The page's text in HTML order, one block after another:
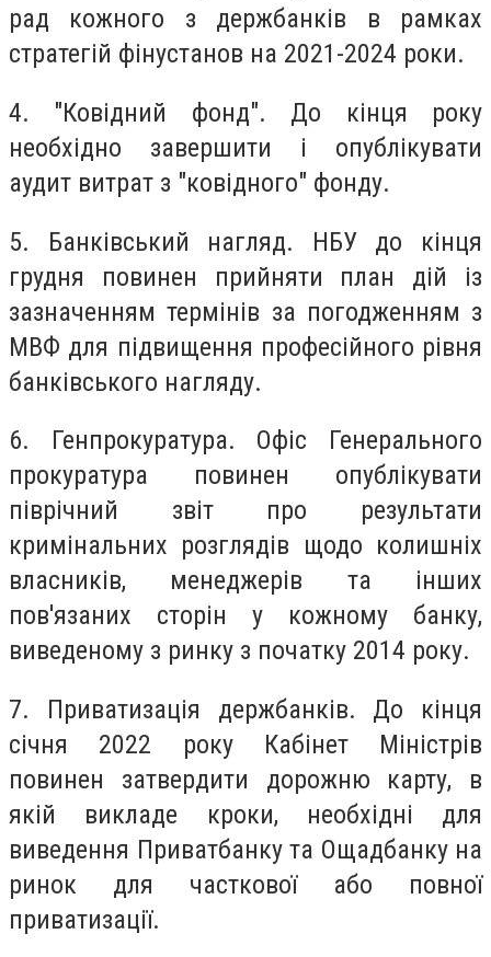
рад кожного з держбанків в рамках
стратегій фінустанов на 2021-2024 роки.
4. "Ковідний фонд". До кінця року
необхідно завершити і опублікувати
аудит витрат з "ковідного" фонду.
5. Банківський нагляд. НБУ до кінця
грудня повинен прийняти план дій із
зазначенням термінів за погодженням з
МВФ для підвищення професійного рівня
банківського нагляду.
6. Генпрокуратура. Офіс Генерального
прокуратура повинен опублікувати
піврічний звіт про результати
кримінальних розглядів щодо колишніх
власників, менеджерів та інших
пов'язаних сторін у кожному банку,
виведеному з ринку з початку 2014 року.
7. Приватизація держбанків. До кінця
січня 2022 року Кабінет Міністрів
повинен затвердити дорожню карту, в
якій викладе кроки, необхідні для
виведення Приватбанку та Ощадбанку на
ринок для часткової або повної
приватизації.